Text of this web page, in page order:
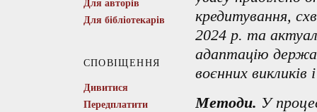
Для авторів
Для бібліотекарів
СПОВІЩЕННЯ
Дивитися
Передплатити
кредитування,
2024 р. та
адаптацію
воєнних викликів
Методи. У